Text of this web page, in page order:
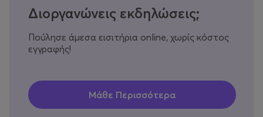
Διοργανώνεις εκδηλώσεις;
Πούλησε άμεσα εισιτήρια online, χωρίς κόστος
εγγραφής!